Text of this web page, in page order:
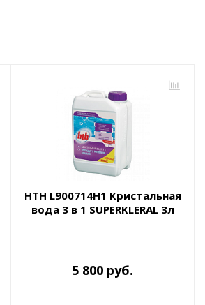
HTH L900714H1 Кристальная
вода 3 в 1 SUPERKLERAL 3л
5 800 руб.